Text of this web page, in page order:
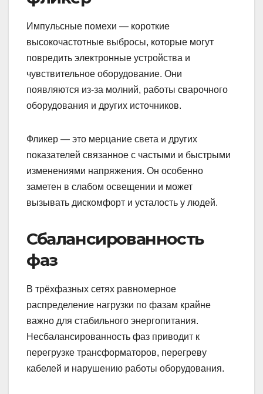
Импульсные помехи — короткие
высокочастотные выбросы, которые могут
повредить электронные устройства и
чувствительное оборудование. Они
появляются из-за молний, работы сварочного
оборудования и других источников.
Фликер — это мерцание света и других
показателей связанное с частыми и быстрыми
изменениями напряжения. Он особенно
заметен в слабом освещении и может
вызывать дискомфорт и усталость у людей.
Сбалансированность
фаз
В трёхфазных сетях равномерное
распределение нагрузки по фазам крайне
важно для стабильного энергопитания.
Несбалансированность фаз приводит к
перегрузке трансформаторов, перегреву
кабелей и нарушению работы оборудования.